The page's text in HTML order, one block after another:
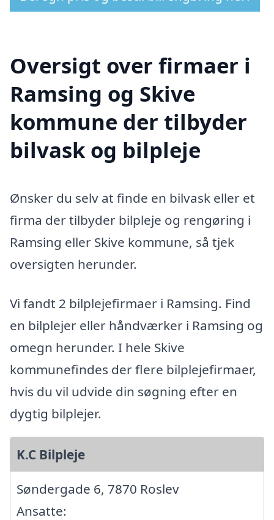
Oversigt over firmaer i
Ramsing og Skive
kommune der tilbyder
bilvask og bilpleje
Ønsker du selv at finde en bilvask eller et
firma der tilbyder bilpleje og rengøring i
Ramsing eller Skive kommune, så tjek
oversigten herunder.
Vi fandt 2 bilplejefirmaer i Ramsing. Find
en bilplejer eller håndværker i Ramsing og
omegn herunder. I hele Skive
kommunefindes der flere bilplejefirmaer,
hvis du vil udvide din søgning efter en
dygtig bilplejer.
K.C Bilpleje
Søndergade 6, 7870 Roslev
Ansatte: